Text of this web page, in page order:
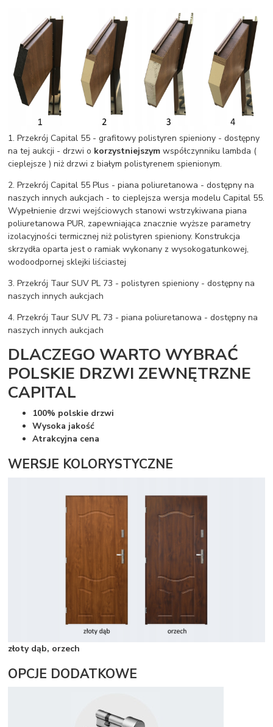
1. Przekrój Capital 55 - grafitowy polistyren spieniony - dostępny
na tej aukcji - drzwi o korzystniejszym współczynniku lambda (
cieplejsze ) niż drzwi z białym polistyrenem spienionym.
2. Przekrój Capital 55 Plus - piana poliuretanowa - dostępny na
naszych innych aukcjach - to cieplejsza wersja modelu Capital 55.
Wypełnienie drzwi wejściowych stanowi wstrzykiwana piana
poliuretanowa PUR, zapewniająca znacznie wyższe parametry
izolacyjności termicznej niż polistyren spieniony. Konstrukcja
skrzydła oparta jest o ramiak wykonany z wysokogatunkowej,
wodoodpornej sklejki liściastej
3. Przekrój Taur SUV PL 73 - polistyren spieniony - dostępny na
naszych innych aukcjach
4. Przekrój Taur SUV PL 73 - piana poliuretanowa - dostępny na
naszych innych aukcjach
DLACZEGO WARTO WYBRAĆ
POLSKIE DRZWI ZEWNĘTRZNE
CAPITAL
100% polskie drzwi
Wysoka jakość
Atrakcyjna cena
WERSJE KOLORYSTYCZNE
złoty dąb, orzech
OPCJE DODATKOWE